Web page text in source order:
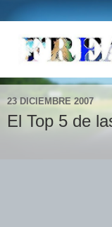
23 DICIEMBRE 2007
El Top 5 de